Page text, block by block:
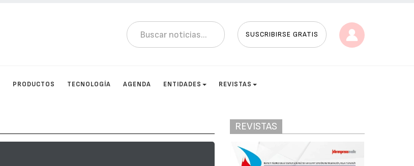
SUSCRIBIRSE GRATIS
PRODUCTOS TECNOLOGÍA AGENDA ENTIDADES REVISTAS
REVISTAS